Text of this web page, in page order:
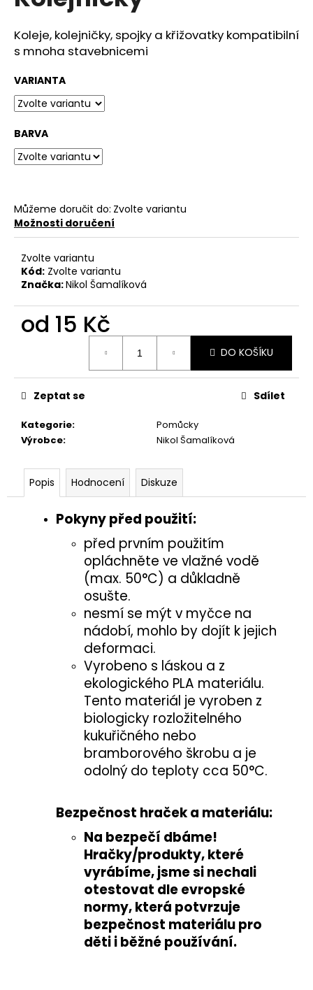
z
5
hvězdiček.
Koleje, kolejničky, spojky a křižovatky kompatibilní
s mnoha stavebnicemi
VARIANTA
BARVA
Můžeme doručit do: Zvolte variantu
Možnosti doručení
Zvolte variantu
Kód: Zvolte variantu
Značka:Nikol Šamalíková
od 15 Kč
DO KOŠÍKU
Kategorie:
Pomůcky
Výrobce: Nikol Šamalíková
Zeptat se Sdílet
Popis Hodnocení Diskuze
Pokyny před použití:
před prvním použitím
opláchněte ve vlažné vodě
(max. 50°C) a důkladně
osušte.
nesmí se mýt v myčce na
nádobí, mohlo by dojít k jejich
deformaci.
Vyrobeno s láskou a z
ekologického PLA materiálu.
Tento materiál je vyroben z
biologicky rozložitelného
kukuřičného nebo
bramborového škrobu a je
odolný do teploty cca 50°C.
Bezpečnost hraček a materiálu:
Na bezpečí dbáme!
Hračky/produkty, které
vyrábíme, jsme si nechali
otestovat dle evropské
normy, která potvrzuje
bezpečnost materiálu pro
děti i běžné používání.
j
í
t
?
D
o
p
o
u
m
e
MISKA